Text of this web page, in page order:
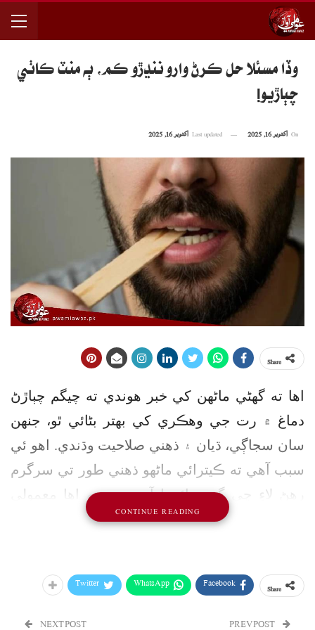
وڏا مسئلا حَل ڪرڻ وارو ننڍڙو ڪم، ٻه منٽ ڪاٺي
چٻاڙيو!
اکتوبر 16, 2025 اکتوبر 16, 2025
اها ته گهڻي ماڻهن کي خبر هوندي ته چيگم چٻاڙڻ
دماغ ۾ رت جي وهڪري کي بهتر بڻائي ٿو، جنهن
سان سجاڳي، ڌيان ۽ ذهني صلاحيت وڌندي. اهو ئي
سبب آهي ته ڪيترائي ماڻهو ذهني طور تي سرگرم
رهڻ لاءِ چي گم چٻائيندا آهن، ڇو ته اها معمولي
حرڪت به دماغ کي تحرڪ ڏيڻ ۾ وڏي مددگار ثابت
پر هاڻي ڏکڻ ڪوريا جي ماهرن هڪ اهڙي ڳالهه
Facebook
WhatsApp
Twitter
NEXT POST